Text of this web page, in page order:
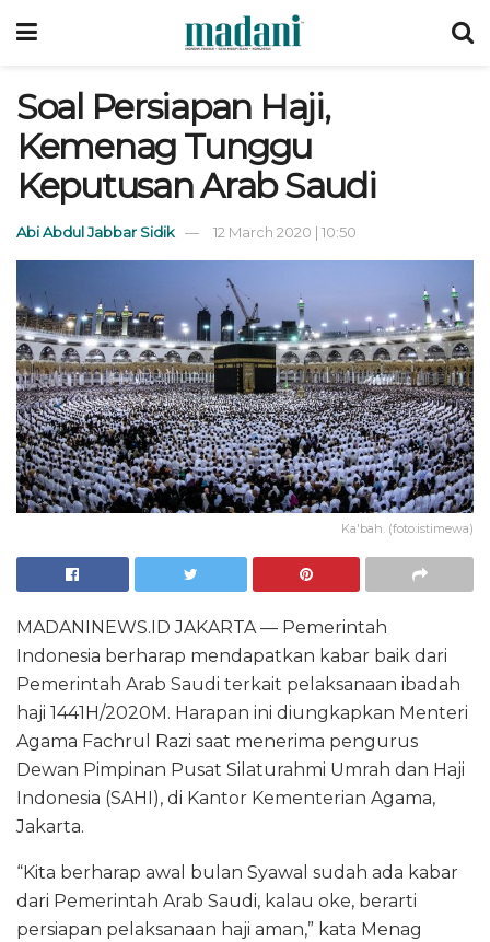
Soal Persiapan Haji,
Kemenag Tunggu
Keputusan Arab Saudi
Abi Abdul Jabbar Sidik 12 March 2020 | 10:50
Ka'bah. (foto:istimewa)
MADANINEWS.ID JAKARTA — Pemerintah
Indonesia berharap mendapatkan kabar baik dari
Pemerintah Arab Saudi terkait pelaksanaan ibadah
haji 1441H/2020M. Harapan ini diungkapkan Menteri
Agama Fachrul Razi saat menerima pengurus
Dewan Pimpinan Pusat Silaturahmi Umrah dan Haji
Indonesia (SAHI), di Kantor Kementerian Agama,
Jakarta.
“Kita berharap awal bulan Syawal sudah ada kabar
dari Pemerintah Arab Saudi, kalau oke, berarti
persiapan pelaksanaan haji aman,” kata Menag